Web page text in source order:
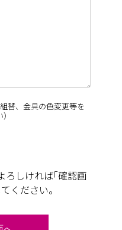
替、金具の色変更等を
ろしければ｢確認画
ください。